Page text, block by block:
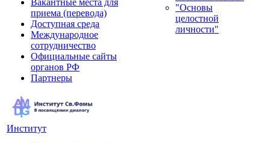
Вакантные места для
приема (перевода)
Доступная среда
Международное
сотрудничество
Официальные сайты
органов РФ
Партнеры
"Основы
целостной
личности"
Институт